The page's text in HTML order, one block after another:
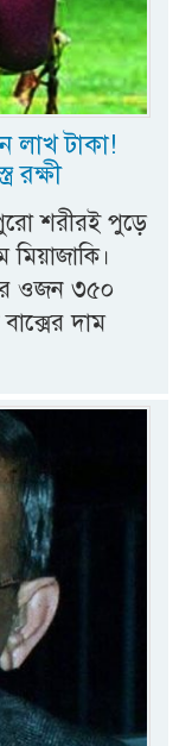
টাকা!
রক্ষী
শরীরই পুড়ে
ওজন ৩৫০
দাম